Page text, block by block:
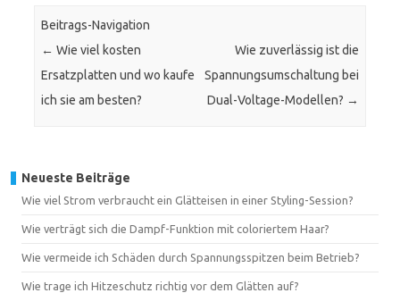
Beitrags-Navigation
← Wie viel kosten
Ersatzplatten und wo kaufe
ich sie am besten?
Wie zuverlässig ist die
Spannungsumschaltung bei
Dual-Voltage-Modellen? →
Neueste Beiträge
Wie viel Strom verbraucht ein Glätteisen in einer Styling-Session?
Wie verträgt sich die Dampf-Funktion mit coloriertem Haar?
Wie vermeide ich Schäden durch Spannungsspitzen beim Betrieb?
Wie trage ich Hitzeschutz richtig vor dem Glätten auf?